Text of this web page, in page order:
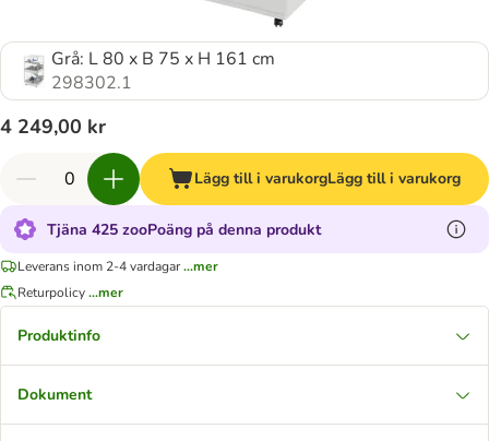
Grå: L 80 x B 75 x H 161 cm
298302.1
4 249,00 kr
Lägg till i varukorgLägg till i varukorg
Tjäna 425 zooPoäng på denna produkt
Leverans inom 2-4 vardagar...mer
Returpolicy...mer
Produktinfo
Dokument